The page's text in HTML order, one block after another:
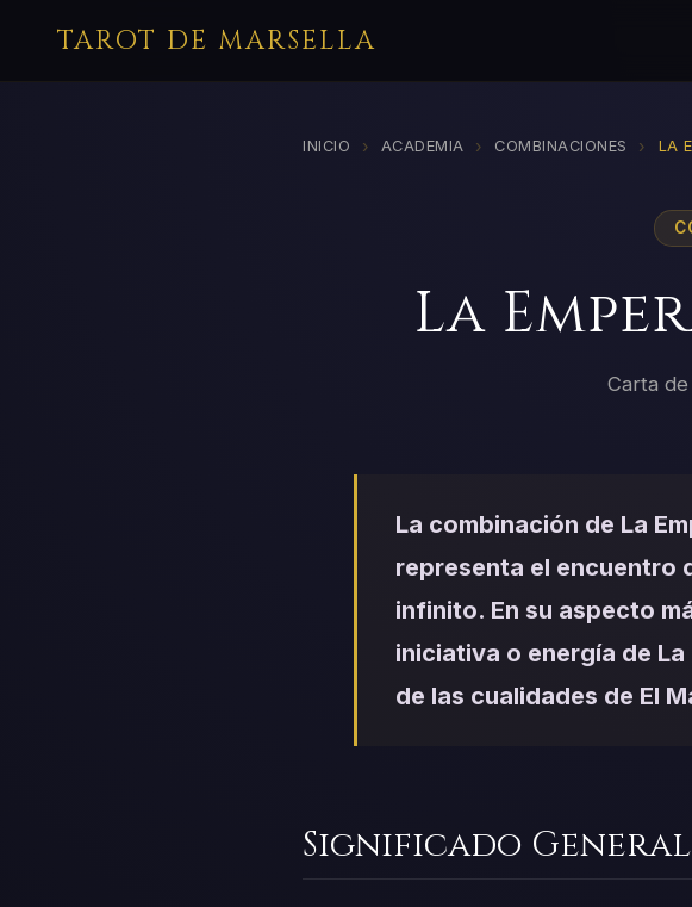
TAROT DE MARSELLA
INICIO › ACADEMIA › COMBINACIONES › LA
La
Carta
La combinación de La
representa el encuentro
infinito. En su aspecto
iniciativa o energía de
de las cualidades de El
Significado